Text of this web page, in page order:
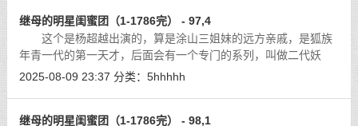
继母的明星闺蜜团（1-1786完） - 97,4
这个是杨超越出演的，算是涂山三姐妹的远方亲戚，是狐族
年青一代的第一天才，后面会有一个专门的系列，叫做二代妖
精，算是《狐妖小红娘》这个系列的分支。
2025-08-09 23:37 分类： 5hhhhh
继母的明星闺蜜团（1-1786完） - 98,1